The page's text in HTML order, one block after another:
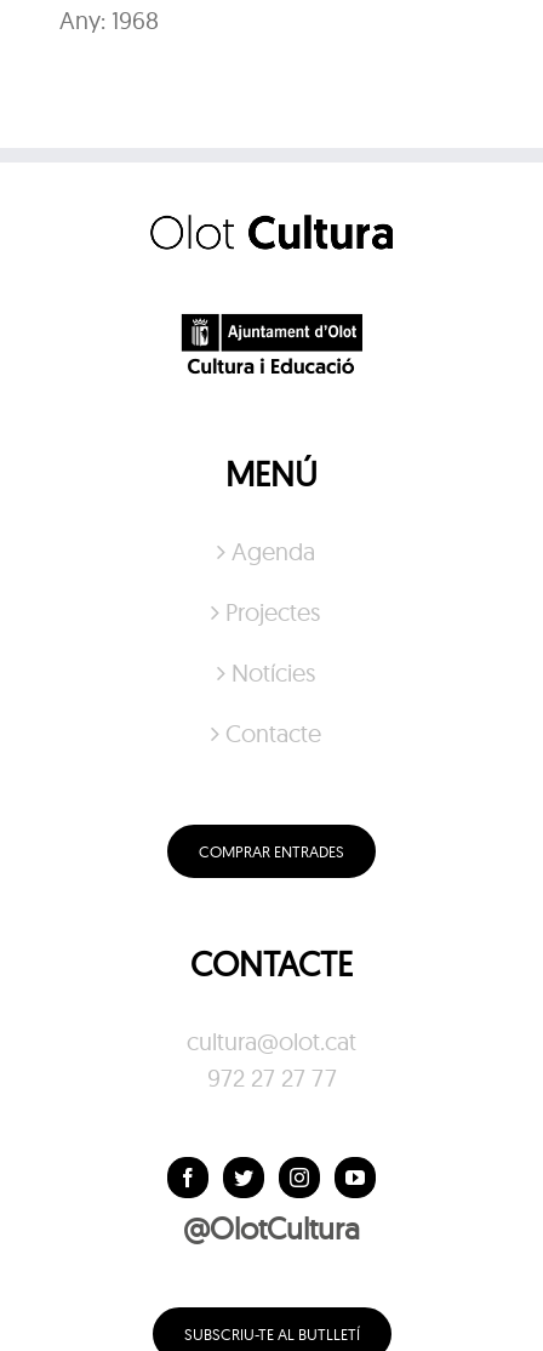
Any: 1968
MENÚ
Agenda
Projectes
Notícies
Contacte
COMPRAR ENTRADES
CONTACTE
cultura@olot.cat
972 27 27 77
@OlotCultura
SUBSCRIU-TE AL BUTLLETÍ